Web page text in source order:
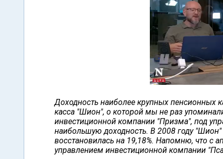
Доходность наиболее крупных пенсионных
касса "Шион", о которой мы не раз
инвестиционной компании "Призма", под
наибольшую доходность. В 2008 году
восстановилась на 19,18%. Напомню, что с
управлением инвестиционной компании